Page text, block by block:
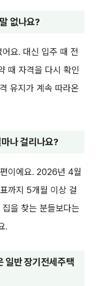
없나요?
요. 대신 입주 때 전
때 자격을 다시 확인
유지가 계속 따라온
나 걸리나요?
이에요. 2026년 4월
까지 5개월 이상 걸
을 찾는 분들보다는
.
일반 장기전세주택